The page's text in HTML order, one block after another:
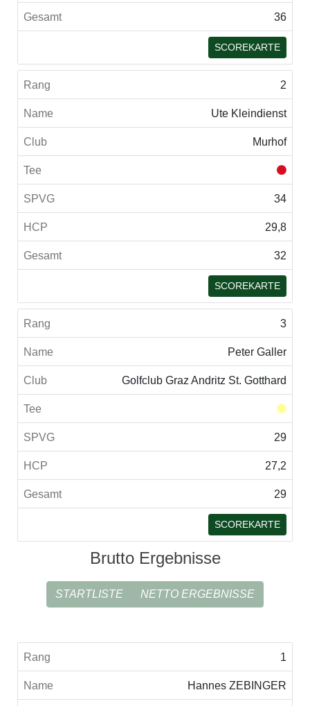
36
SCOREKARTE
2
Ute Kleindienst
Murhof
34
29,8
32
SCOREKARTE
3
Peter Galler
Golfclub Graz Andritz St. Gotthard
29
27,2
29
SCOREKARTE
Brutto Ergebnisse
STARTLISTE NETTO ERGEBNISSE
1
Hannes ZEBINGER